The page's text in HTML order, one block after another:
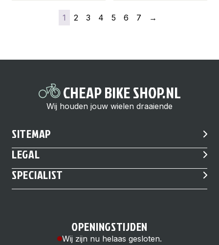
1 2 3 4 5 6 7 →
CHEAP BIKE SHOP.NL
Wij houden jouw wielen draaiende
SITEMAP
LEGAL
SPECIALIST
OPENINGSTIJDEN
Wij zijn nu helaas gesloten.